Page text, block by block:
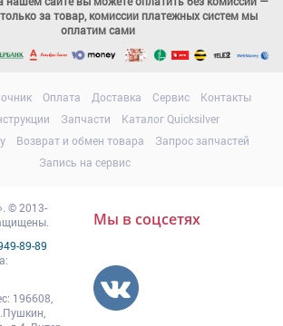
за товар, комиссии платежных систем мы
оплатим сами
Оплата Доставка Сервис
Контакты
Запчасти
Каталог Quicksilver
Возврат и обмен товара
Запрос запчастей
Запись на сервис
© 2013-
89-89
196608
Мы в соцсетях